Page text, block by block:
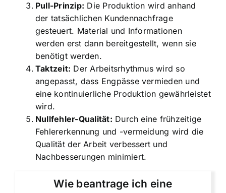
Pull-Prinzip: Die Produktion wird anhand
der tatsächlichen Kundennachfrage
gesteuert. Material und Informationen
werden erst dann bereitgestellt, wenn sie
benötigt werden.
Taktzeit: Der Arbeitsrhythmus wird so
angepasst, dass Engpässe vermieden und
eine kontinuierliche Produktion gewährleistet
wird.
Nullfehler-Qualität: Durch eine frühzeitige
Fehlererkennung und -vermeidung wird die
Qualität der Arbeit verbessert und
Nachbesserungen minimiert.
Wie beantrage ich eine